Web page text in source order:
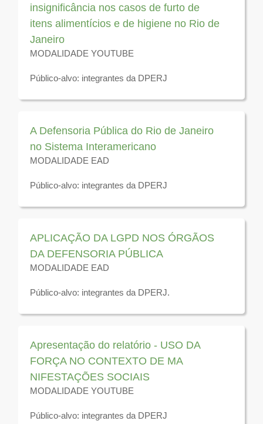
insignificância nos casos de furto de
itens alimentícios e de higiene no Rio de
Janeiro
MODALIDADE YOUTUBE
Público-alvo: integrantes da DPERJ
Disponível para visualização até 31 de dezembro de
A Defensoria Pública do Rio de Janeiro
no Sistema Interamericano
MODALIDADE EAD
Público-alvo: integrantes da DPERJ
Disponível para visualização até 31 de dezembro de
APLICAÇÃO DA LGPD NOS ÓRGÃOS
DA DEFENSORIA PÚBLICA
MODALIDADE EAD
Público-alvo: integrantes da DPERJ.
Disponível para visualização até 31 de dezembro de
Apresentação do relatório - USO DA
FORÇA NO CONTEXTO DE MA
NIFESTAÇÕES SOCIAIS
MODALIDADE YOUTUBE
Público-alvo: integrantes da DPERJ